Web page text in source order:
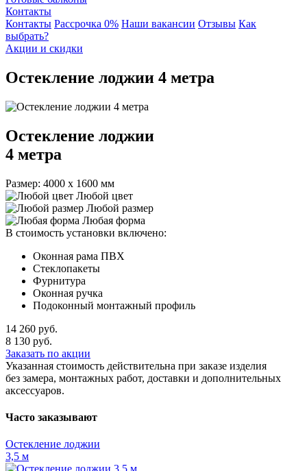
Контакты
Контакты Рассрочка 0% Наши вакансии Отзывы Как
выбрать?
Акции и скидки
Остекление лоджии 4 метра
Остекление лоджии
4 метра
Размер: 4000 х 1600 мм
Любой цвет
Любой размер
Любая форма
В стоимость установки включено:
Оконная рама ПВХ
Стеклопакеты
Фурнитура
Оконная ручка
Подоконный монтажный профиль
14 260 руб.
8 130 руб.
Заказать по акции
Указанная стоимость действительна при заказе изделия
без замера, монтажных работ, доставки и дополнительных
аксессуаров.
Часто заказывают
Остекление лоджии
3,5 м